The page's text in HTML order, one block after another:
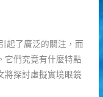
起了廣泛的關注，而
它們究竟有什麼特點
將探討虛擬實境眼鏡